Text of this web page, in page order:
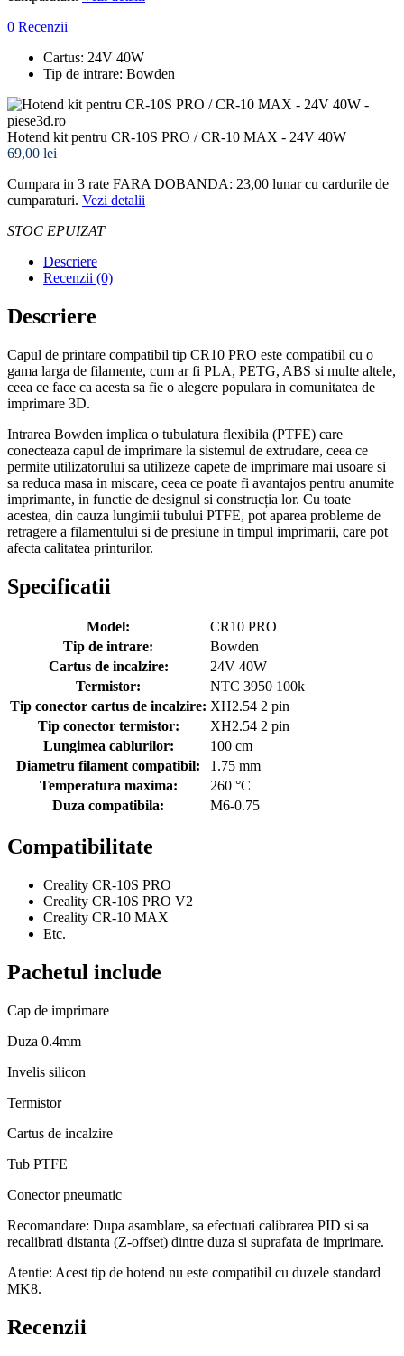
0 Recenzii
Cartus: 24V 40W
Tip de intrare: Bowden
Hotend kit pentru CR-10S PRO / CR-10 MAX - 24V 40W
69,00 lei
Cumpara in 3 rate FARA DOBANDA: 23,00 lunar cu cardurile de
cumparaturi. Vezi detalii
STOC EPUIZAT
Descriere
Recenzii (0)
Descriere
Capul de printare compatibil tip CR10 PRO este compatibil cu o
gama larga de filamente, cum ar fi PLA, PETG, ABS si multe altele,
ceea ce face ca acesta sa fie o alegere populara in comunitatea de
imprimare 3D.
Intrarea Bowden implica o tubulatura flexibila (PTFE) care
conecteaza capul de imprimare la sistemul de extrudare, ceea ce
permite utilizatorului sa utilizeze capete de imprimare mai usoare si
sa reduca masa in miscare, ceea ce poate fi avantajos pentru anumite
imprimante, in functie de designul si construcția lor. Cu toate
acestea, din cauza lungimii tubului PTFE, pot aparea probleme de
retragere a filamentului si de presiune in timpul imprimarii, care pot
afecta calitatea printurilor.
Specificatii
Model:
CR10 PRO
Tip de intrare:
Bowden
Cartus de incalzire:
24V 40W
Termistor:
NTC 3950 100k
Tip conector cartus de incalzire: XH2.54 2 pin
Tip conector termistor:
XH2.54 2 pin
Lungimea cablurilor:
100 cm
Diametru filament compatibil:
1.75 mm
Temperatura maxima:
260 °C
Duza compatibila:
M6-0.75
Compatibilitate
Creality CR-10S PRO
Creality CR-10S PRO V2
Creality CR-10 MAX
Etc.
Pachetul include
Cap de imprimare
Duza 0.4mm
Invelis silicon
Termistor
Cartus de incalzire
Tub PTFE
Conector pneumatic
Recomandare: Dupa asamblare, sa efectuati calibrarea PID si sa
recalibrati distanta (Z-offset) dintre duza si suprafata de imprimare.
Atentie: Acest tip de hotend nu este compatibil cu duzele standard
MK8.
Recenzii